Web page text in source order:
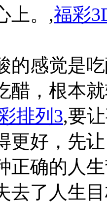
上。,福彩
的感觉是
醋，根本
排列3,要
更好，先
正确的人
去了人生